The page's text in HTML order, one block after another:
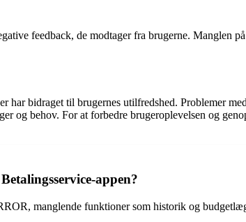
feedback, de modtager fra brugerne. Manglen
har bidraget til brugernes utilfredshed. Problemer
og behov. For at forbedre brugeroplevelsen og
appen?
manglende funktioner som historik og